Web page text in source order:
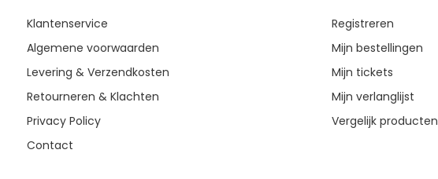
Klantenservice
Algemene voorwaarden
Levering & Verzendkosten
Retourneren & Klachten
Privacy Policy
Contact
Registreren
Mijn bestellingen
Mijn tickets
Mijn verlanglijst
Vergelijk producten